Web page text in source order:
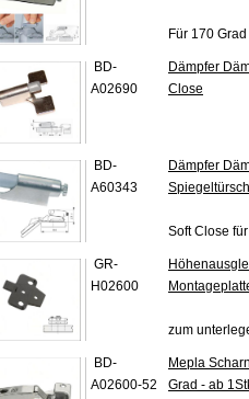
Für 170
BD-
A02690
Dämpfer
Close
BD-
A60343
Dämpfer
Soft Close
GR-
H02600
zum
BD-
A02600-52
Mepla
Grad - ab